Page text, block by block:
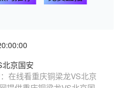
京国安
在线看重庆铜梁龙VS北京